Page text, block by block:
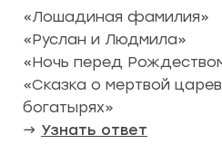
«Лошадиная фамилия»
«Руслан и Людмила»
«Ночь перед
«Сказка о мертвой
богатырях»
→ Узнать ответ